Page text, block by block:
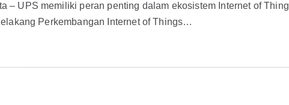
– UPS memiliki peran penting dalam ekosistem Internet of
Perkembangan Internet of Things…